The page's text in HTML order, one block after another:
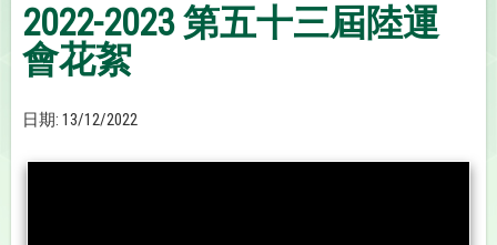
2022-2023 第五十三屆陸運
會花絮
日期: 13/12/2022